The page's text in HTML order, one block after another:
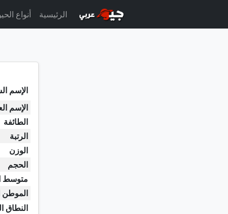
الرئيسية أنواع
الإسم
الإسم
الطائفة
الرتبة
الوزن
الحجم
متوسط
الموطن
النطاق